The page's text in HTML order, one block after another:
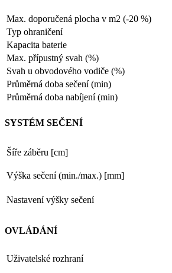
Max. doporučená plocha v m2 (-20 %)
Typ ohraničení
Kapacita baterie
Max. přípustný svah (%)
Svah u obvodového vodiče (%)
Průměrná doba sečení (min)
Průměrná doba nabíjení (min)
SYSTÉM SEČENÍ
Šíře záběru [cm]
Výška sečení (min./max.) [mm]
Nastavení výšky sečení
OVLÁDÁNÍ
Uživatelské rozhraní